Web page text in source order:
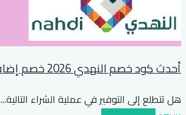
أحدث كود خصم النهدي 2026 خصم إضافي 30% على جميع مشترياتكم
هل تتطلع إلى التوفير في عملية الشراء التالية...